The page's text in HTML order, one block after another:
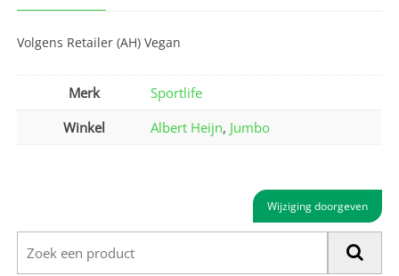
Volgens Retailer (AH) Vegan
Merk
Sportlife
Winkel
Albert Heijn, Jumbo
Wijziging doorgeven